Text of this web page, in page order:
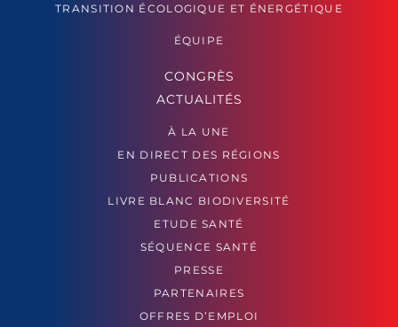
TRANSITION ÉCOLOGIQUE ET ÉNERGÉTIQUE
ÉQUIPE
CONGRÈS
ACTUALITÉS
À LA UNE
EN DIRECT DES RÉGIONS
PUBLICATIONS
LIVRE BLANC BIODIVERSITÉ
ETUDE SANTÉ
SÉQUENCE SANTÉ
PRESSE
PARTENAIRES
OFFRES D’EMPLOI